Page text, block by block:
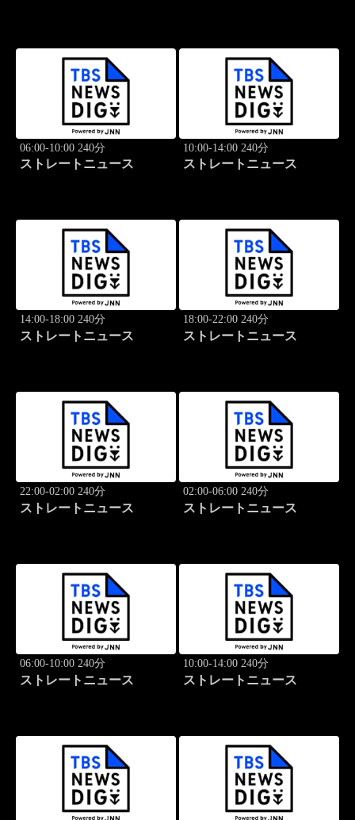
06:00-10:00 240分
ストレートニュース
10:00-14:00 240分
ストレートニュース
14:00-18:00 240分
ストレートニュース
18:00-22:00 240分
ストレートニュース
22:00-02:00 240分
ストレートニュース
02:00-06:00 240分
ストレートニュース
06:00-10:00 240分
ストレートニュース
10:00-14:00 240分
ストレートニュース